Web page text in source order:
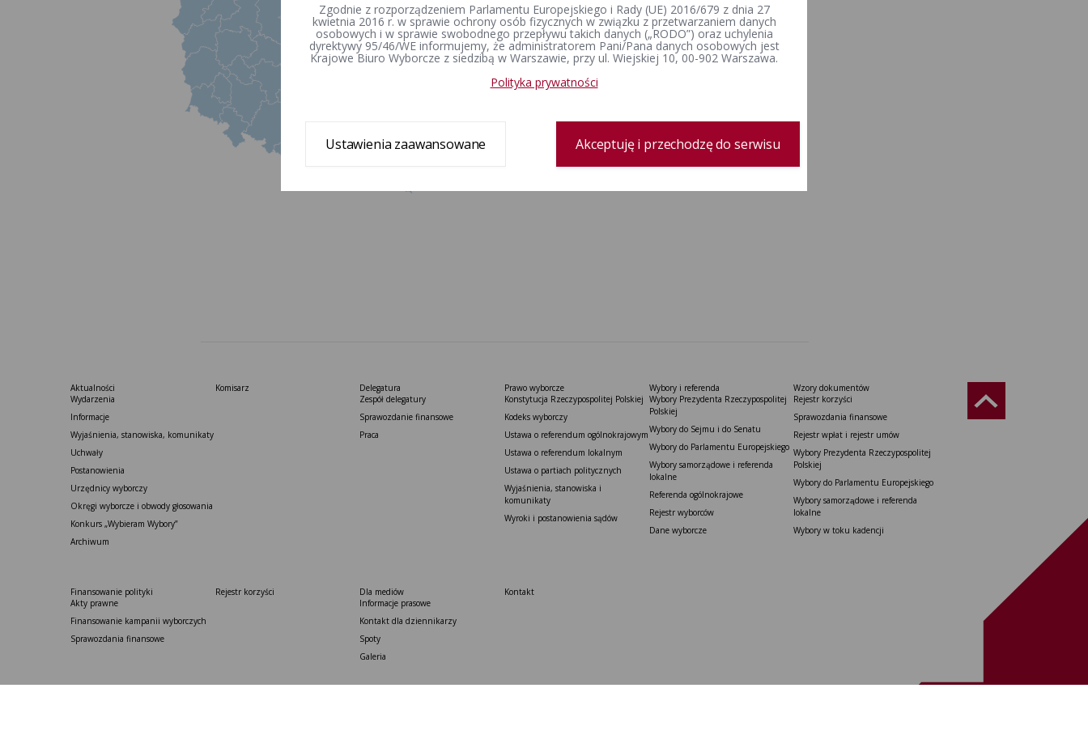
Aktualności
Wydarzenia
Informacje
Wyjaśnienia, stanowiska, komunikaty
Uchwały
Postanowienia
Urzędnicy wyborczy
Okręgi wyborcze i obwody głosowania
Konkurs „Wybieram Wybory”
Archiwum
Komisarz
Delegatura
Zespół delegatury
Sprawozdanie finansowe
Praca
Prawo wyborcze
Konstytucja Rzeczypospolitej Polskiej​
Kodeks wyborczy
Ustawa o referendum ogólnokrajowym
Ustawa o referendum lokalnym
Ustawa o partiach politycznych
Wyjaśnienia, stanowiska i
komunikaty
Wyroki i postanowienia sądów
Wybory i referenda
Wybory Prezydenta Rzeczypospolitej
Polskiej
Wybory do Sejmu i do Senatu
Wybory do Parlamentu Europejskiego
Wybory samorządowe i referenda
lokalne
Referenda ogólnokrajowe
Rejestr wyborców
Dane wyborcze
Wzory dokumentów
Rejestr korzyści
Sprawozdania finansowe
Rejestr wpłat i rejestr umów
Wybory Prezydenta Rzeczypospolitej
Polskiej
Wybory do Parlamentu Europejskiego
Wybory samorządowe i referenda
lokalne
Wybory w toku kadencji
Finansowanie polityki
Akty prawne
Finansowanie kampanii wyborczych
Sprawozdania finansowe
Rejestr korzyści
Dla mediów
Informacje prasowe
Kontakt dla dziennikarzy
Spoty
Galeria
Kontakt
Zgodnie z rozporządzeniem Parlamentu Europejskiego i Rady (UE) 2016/679 z dnia 27
kwietnia 2016 r. w sprawie ochrony osób fizycznych w związku z przetwarzaniem danych
osobowych i w sprawie swobodnego przepływu takich danych („RODO”) oraz uchylenia
dyrektywy 95/46/WE informujemy, że administratorem Pani/Pana danych osobowych jest
Krajowe Biuro Wyborcze z siedzibą w Warszawie, przy ul. Wiejskiej 10, 00-902 Warszawa.
Polityka prywatności
Ustawienia zaawansowane Akceptuję i przechodzę do serwisu